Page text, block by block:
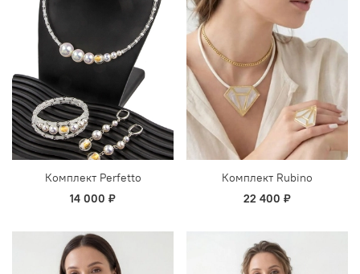
Комплект Perfetto
14 000 ₽
Комплект Rubino
22 400 ₽